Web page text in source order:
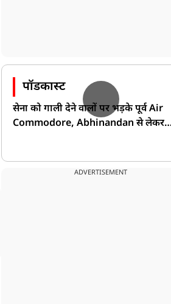
पॉडकास्ट
सेना को गाली देने वालों पर भड़के पूर्व Air
Commodore, Abhinandan से लेकर
ADVERTISEMENT